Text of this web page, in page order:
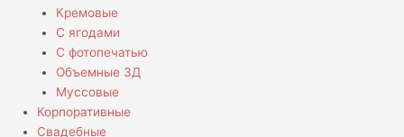
Кремовые
С ягодами
С фотопечатью
Объемные 3Д
Муссовые
Корпоративные
Свадебные